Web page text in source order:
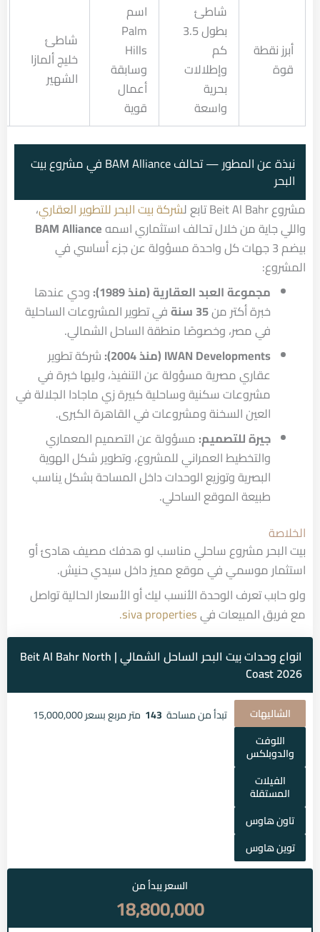
أبرز نقطة
قوة
شاطئ
بطول 3.5
كم
وإطلالات
بحرية
واسعة
اسم
Palm
Hills
وسابقة
أعمال
قوية
شاطئ
خليج ألمازا
الشهير
نبذة عن المطور — تحالف BAM Alliance في مشروع بيت
البحر
مشروع Beit Al Bahr تابع ل
شركة بيت البحر للتطوير العقاري،
واللي جاية من خلال تحالف استثماري اسمهBAM Alliance
بيضم 3 جهات كل واحدة مسؤولة عن جزء أساسي في
المشروع:
مجموعة العبد العقارية (منذ 1989):
ودي عندها
خبرة أكتر من35 سنة
في تطوير المشروعات الساحلية
في مصر، وخصوصًا منطقة الساحل الشمالي.
IWAN Developments (منذ 2004):
شركة تطوير
عقاري مصرية مسؤولة عن التنفيذ، وليها خبرة في
مشروعات سكنية وساحلية كبيرة زي ماجادا الجلالة في
العين السخنة ومشروعات في القاهرة الكبرى.
جيرة للتصميم: مسؤولة عن التصميم المعماري
والتخطيط العمراني للمشروع، وتطوير شكل الهوية
البصرية وتوزيع الوحدات داخل المساحة بشكل يناسب
طبيعة الموقع الساحلي.
الخلاصة
بيت البحر مشروع ساحلي مناسب لو هدفك مصيف هادئ أو
استثمار موسمي في موقع مميز داخل سيدي حنيش.
ولو حابب تعرف الوحدة الأنسب ليك أو الأسعار الحالية تواصل
مع فريق المبيعات فيsiva properties.
انواع وحدات بيت البحر الساحل الشمالي | Beit Al Bahr North
Coast 2026
الشاليهات
اللوفت
والدوبلكس
الفيلات
المستقلة
تاون هاوس
توين هاوس
تبدأ من مساحة 143 متر مربع بسعر 15,000,000
السعر يبدأ من
18,800,000